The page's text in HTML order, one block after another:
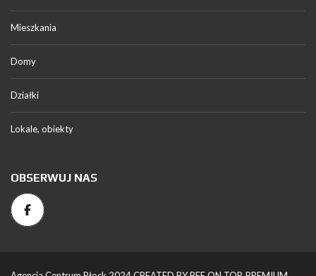
Mieszkania
Domy
Działki
Lokale, obiekty
OBSERWUJ NAS